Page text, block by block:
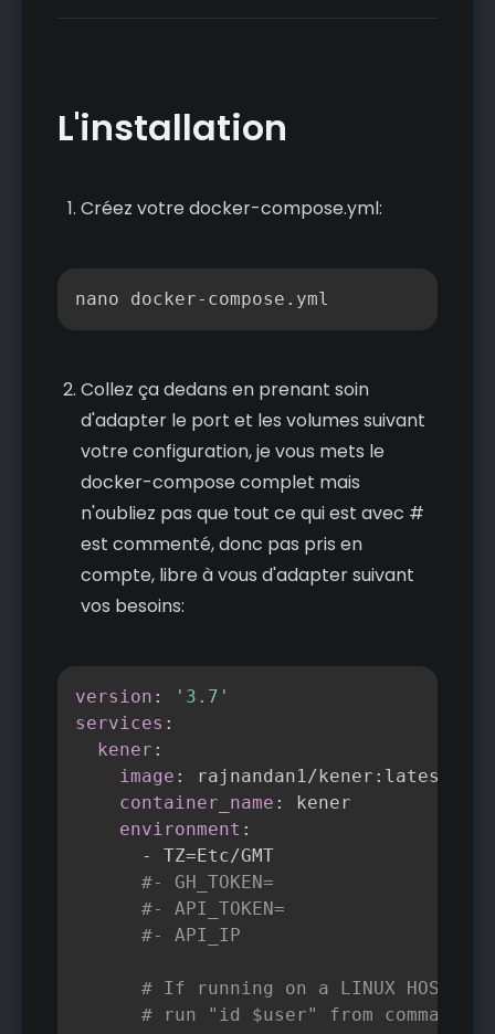
L'installation
Créez votre docker-compose.yml:
nano docker-compose.yml
Collez ça dedans en prenant soin
d'adapter le port et les volumes suivant
votre configuration, je vous mets le
docker-compose complet mais
n'oubliez pas que tout ce qui est avec #
est commenté, donc pas pris en
compte, libre à vous d'adapter suivant
vos besoins:
version :
'3.7'
services :
kener :
image : rajnandan1/kener : latest
container_name :
kener
environment :
-
TZ=Etc/GMT
#- GH_TOKEN=
#- API_TOKEN=
#- API_IP
# If running on a LINUX HOST
# run "id $user" from command